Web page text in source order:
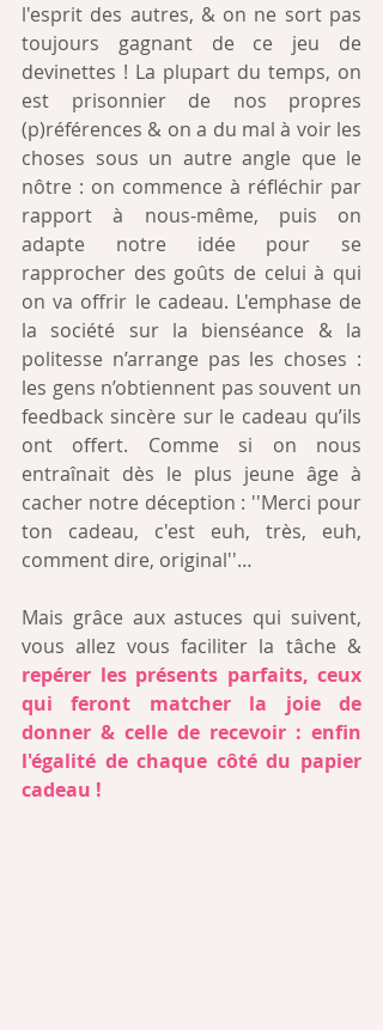
l'esprit des autres, & on ne sort pas
toujours gagnant de ce jeu de
devinettes ! La plupart du temps, on
est prisonnier de nos propres
(p)références & on a du mal à voir les
choses sous un autre angle que le
nôtre : on commence à réfléchir par
rapport à nous-même, puis on
adapte notre idée pour se
rapprocher des goûts de celui à qui
on va offrir le cadeau. L'emphase de
la société sur la bienséance & la
politesse n’arrange pas les choses :
les gens n’obtiennent pas souvent un
feedback sincère sur le cadeau qu’ils
ont offert. Comme si on nous
entraînait dès le plus jeune âge à
cacher notre déception : ''Merci pour
ton cadeau, c'est euh, très, euh,
comment dire, original''…
Mais grâce aux astuces qui suivent,
repérer les présents parfaits, ceux
qui feront matcher la joie de
donner & celle de recevoir : enfin
l'égalité de chaque côté du papier
cadeau !